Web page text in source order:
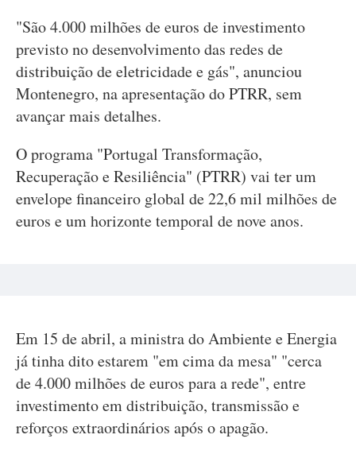
"São 4.000 milhões de euros de investimento
previsto no desenvolvimento das redes de
distribuição de eletricidade e gás", anunciou
Montenegro, na apresentação do PTRR, sem
avançar mais detalhes.
O programa "Portugal Transformação,
Recuperação e Resiliência" (PTRR) vai ter um
envelope financeiro global de 22,6 mil milhões de
euros e um horizonte temporal de nove anos.
Em 15 de abril, a ministra do Ambiente e Energia
já tinha dito estarem "em cima da mesa" "cerca
de 4.000 milhões de euros para a rede", entre
investimento em distribuição, transmissão e
reforços extraordinários após o apagão.